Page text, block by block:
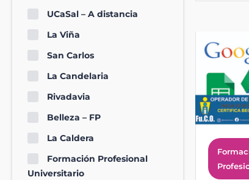
UCaSal – A distancia
La Viña
San Carlos
La Candelaria
Rivadavia
Belleza – FP
La Caldera
Formación Profesional
Universitario